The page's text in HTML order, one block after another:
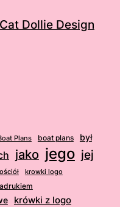
Dollie Design
Plans boat plans był
jako jego jej
krowki logo
krówki z logo